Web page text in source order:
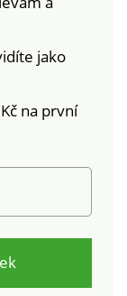
jako
na první